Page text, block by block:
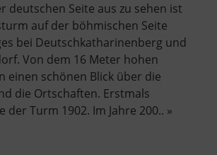
deutschen Seite aus zu sehen ist
auf der böhmischen Seite
bei Deutschkatharinenberg und
Von dem 16 Meter hohen
einen schönen Blick über die
die Ortschaften. Erstmals
der Turm 1902. Im Jahre 200.. »